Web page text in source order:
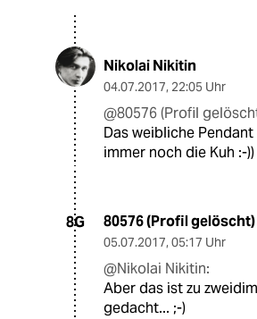
Nikolai Nikitin
04.07.2017, 22:05 Uhr
@80576 (Profil
Das weibliche
immer noch die Kuh :-))
8G 80576 (Profil gelöscht)
05.07.2017, 05:17 Uhr
@Nikolai Nikitin:
Aber das ist zu
gedacht... ;-)